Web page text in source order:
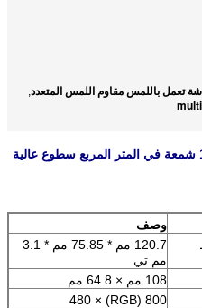
,
5.0 بوصة Tft Lcd لوحة اللمس 1000 شمعة في المتر المربع سطوع عالية
وصف
120.7 مم * 75.85 مم * 3.1
مم تي
108 مم × 64.8 مم
800 (RGB) × 480